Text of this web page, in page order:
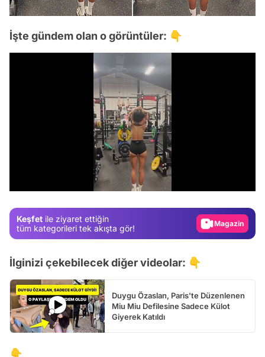
İşte gündem olan o görüntüler: 👇
Keşfet ile ziyaret ettiğin
tüm kategorileri tek akışta gör!
Gündem
Magazin
Video
İlginizi çekebilecek diğer videolar: 👇
Duygu Özaslan, Paris'te Düzenlenen
Miu Miu Defilesine Sadece Külot
Giyerek Katıldı
👇